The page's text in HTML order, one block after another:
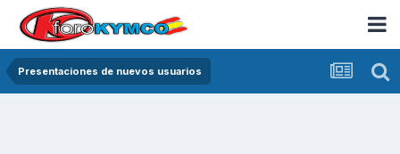
Presentaciones de nuevos usuarios